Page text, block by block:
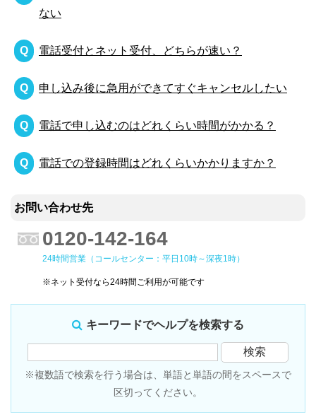
ない
電話受付とネット受付、どちらが速い？
申し込み後に急用ができてすぐキャンセルしたい
電話で申し込むのはどれくらい時間がかかる？
電話での登録時間はどれくらいかかりますか？
お問い合わせ先
0120-142-164
24時間営業（コールセンター：平日10時～深夜1時）
※ネット受付なら24時間ご利用が可能です
キーワードでヘルプを検索する
※複数語で検索を行う場合は、単語と単語の間をスペースで
区切ってください。